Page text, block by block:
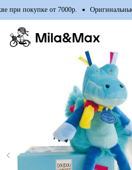
при покупке от 7000р.